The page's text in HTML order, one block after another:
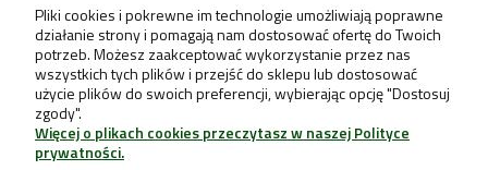
Pliki cookies i pokrewne im technologie umożliwiają poprawne
działanie strony i pomagają nam dostosować ofertę do Twoich
potrzeb. Możesz zaakceptować wykorzystanie przez nas
wszystkich tych plików i przejść do sklepu lub dostosować
użycie plików do swoich preferencji, wybierając opcję "Dostosuj
zgody".
Więcej o plikach cookies przeczytasz w naszej Polityce
prywatności.